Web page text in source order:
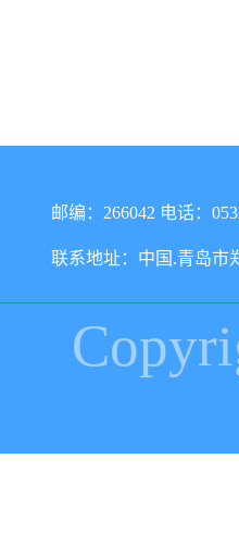
邮编：266042 电话：
联系地址：中国.青岛市